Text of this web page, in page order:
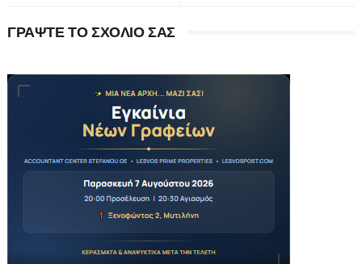
ΓΡΑΨΤΕ ΤΟ ΣΧΟΛΙΟ ΣΑΣ